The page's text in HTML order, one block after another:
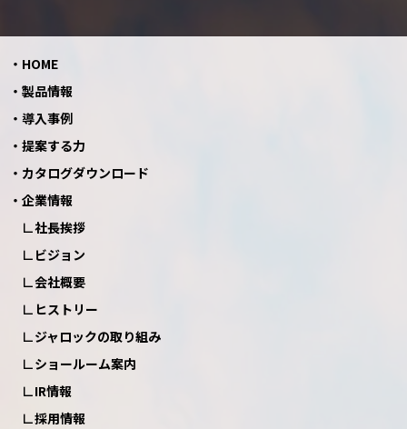
HOME
製品情報
導入事例
提案する力
カタログダウンロード
企業情報
社長挨拶
ビジョン
会社概要
ヒストリー
ジャロックの取り組み
ショールーム案内
IR情報
採用情報